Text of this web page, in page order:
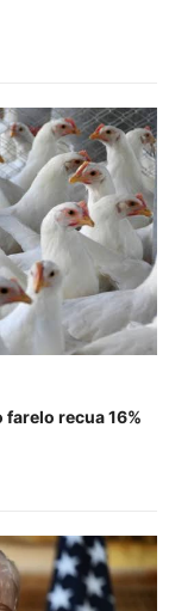
farelo recua 16%